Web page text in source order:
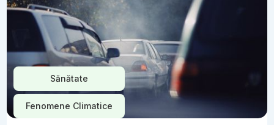
Sănătate
Fenomene Climatice